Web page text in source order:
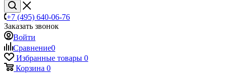
+7 (495) 640-06-76
Заказать звонок
Войти
Сравнение0
Избранные товары 0
Корзина 0